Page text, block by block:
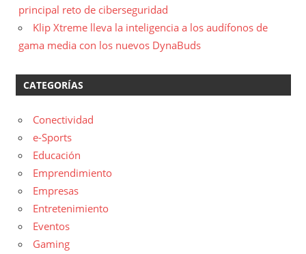
principal reto de ciberseguridad
Klip Xtreme lleva la inteligencia a los audífonos de
gama media con los nuevos DynaBuds
CATEGORÍAS
Conectividad
e-Sports
Educación
Emprendimiento
Empresas
Entretenimiento
Eventos
Gaming